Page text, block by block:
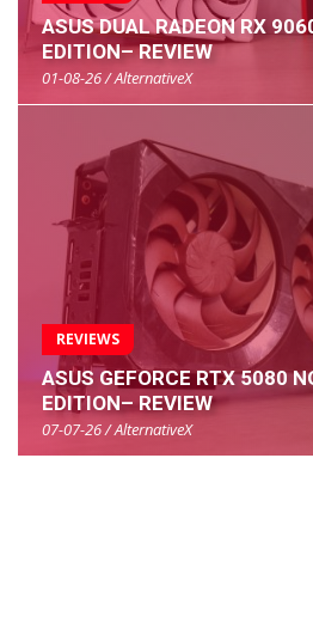
ASUS DUAL RADEON RX
EDITION– REVIEW
01-08-26 / AlternativeX
REVIEWS
ASUS GEFORCE RTX 5080
EDITION– REVIEW
07-07-26 / AlternativeX